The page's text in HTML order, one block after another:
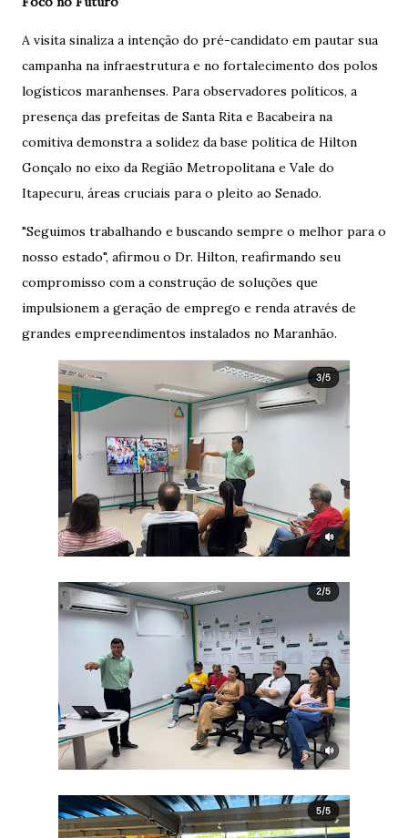
A visita sinaliza a intenção do pré-candidato em pautar sua
campanha na infraestrutura e no fortalecimento dos polos
logísticos maranhenses. Para observadores políticos, a
presença das prefeitas de Santa Rita e Bacabeira na
comitiva demonstra a solidez da base política de Hilton
Gonçalo no eixo da Região Metropolitana e Vale do
Itapecuru, áreas cruciais para o pleito ao Senado.
​"Seguimos trabalhando e buscando sempre o melhor para o
nosso estado", afirmou o Dr. Hilton, reafirmando seu
compromisso com a construção de soluções que
impulsionem a geração de emprego e renda através de
grandes empreendimentos instalados no Maranhão.